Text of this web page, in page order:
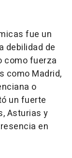
fue un
debilidad de
como fuerza
como Madrid,
o
un fuerte
Asturias y
en